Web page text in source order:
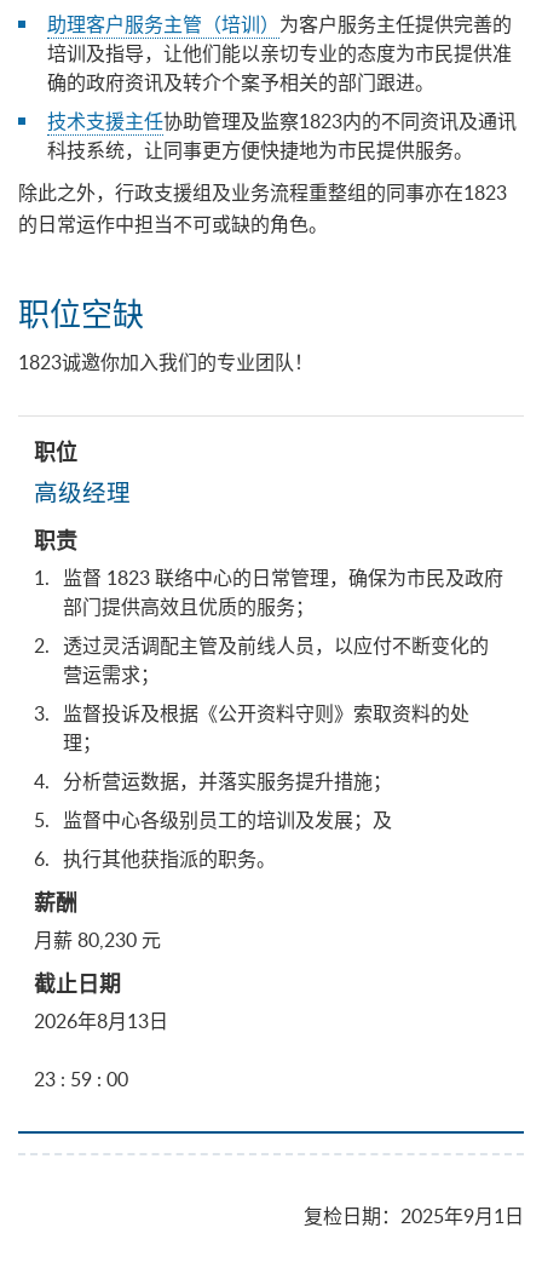
助理客户服务主管（培训） 为客户服务主任提供完善的
培训及指导，让他们能以亲切专业的态度为市民提供准
确的政府资讯及转介个案予相关的部门跟进。
技术支援主任协助管理及监察1823内的不同资讯及通讯
科技系统，让同事更方便快捷地为市民提供服务。
除此之外，行政支援组及业务流程重整组的同事亦在1823
的日常运作中担当不可或缺的角色。
职位空缺
1823诚邀你加入我们的专业团队！
职
位
职
责
薪
截
日
期
高级经理
监督 1823 联络中心的日常管理，确保为市民及政府
部门提供高效且优质的服务；
透过灵活调配主管及前线人员，以应付不断变化的
营运需求；
监督投诉及根据《公开资料守则》索取资料的处
理；
分析营运数据，并落实服务提升措施；
监督中心各级别员工的培训及发展；及
执行其他获指派的职务。
月薪 80,230 元
2026年8月13日
23 : 59 : 00
复检日期： 2025年9月1日